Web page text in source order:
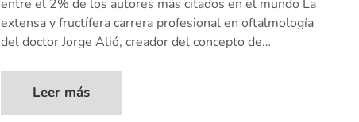
entre el 2% de los autores más citados en el mundo La
extensa y fructífera carrera profesional en oftalmología
del doctor Jorge Alió, creador del concepto de…
Leer más